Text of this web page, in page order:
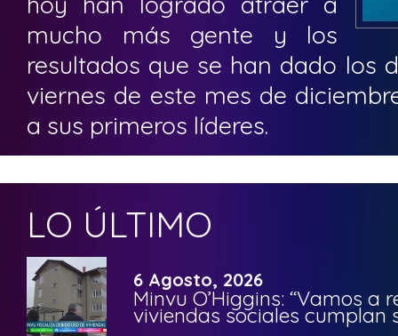
mucho más gente y los
resultados que se han dado los
viernes de este mes de
a sus primeros líderes.
LO ÚLTIMO
6 Agosto, 2026
Minvu O’Higgins: “Vamos a
viviendas sociales cumplan